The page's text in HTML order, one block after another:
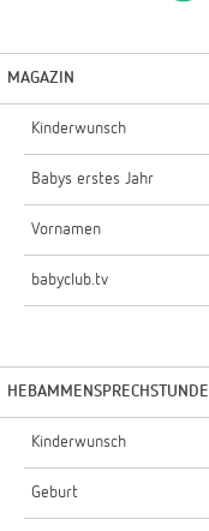
MAGAZIN
Kinderwunsch
Babys erstes Jahr
Vornamen
babyclub.tv
HEBAMMENSPRECHSTUNDE
Kinderwunsch
Geburt